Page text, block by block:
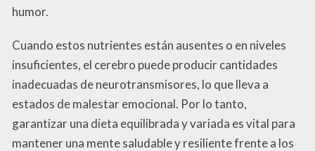
humor.
Cuando estos nutrientes están ausentes o en niveles
insuficientes, el cerebro puede producir cantidades
inadecuadas de neurotransmisores, lo que lleva a
estados de malestar emocional. Por lo tanto,
garantizar una dieta equilibrada y variada es vital para
mantener una mente saludable y resiliente frente a los